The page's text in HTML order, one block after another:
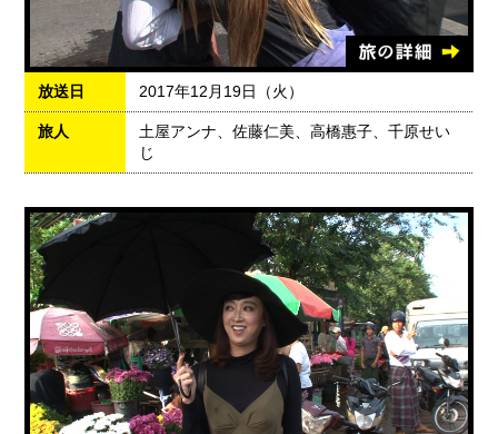
放送日 2017年12月19日（火）
旅人
土屋アンナ、佐藤仁美、高橋惠子、千原せい
じ